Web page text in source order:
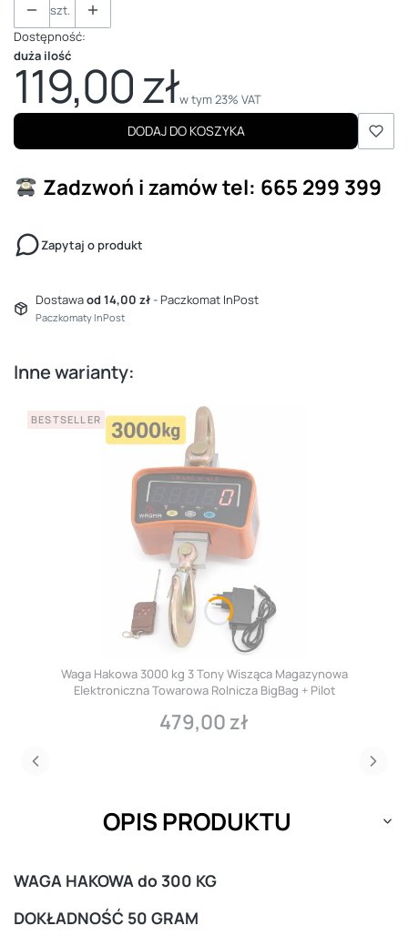
szt.
Dostępność:
duża ilość
Cena
119,00 złw tym 23% VAT
w tym 23% VAT
DODAJ DO KOSZYKA
Zadzwoń i zamówtel: 665 299 399
Zapytaj o produkt
Dostawaod 14,00 zł- Paczkomat InPost
Paczkomaty InPost
Inne warianty:
BESTSELLER
Waga Hakowa 3000 kg 3 Tony Wisząca Magazynowa
Elektroniczna Towarowa Rolnicza BigBag + Pilot
Cena
479,00 zł
OPIS PRODUKTU
WAGA HAKOWA do 300 KG
DOKŁADNOŚĆ 50 GRAM